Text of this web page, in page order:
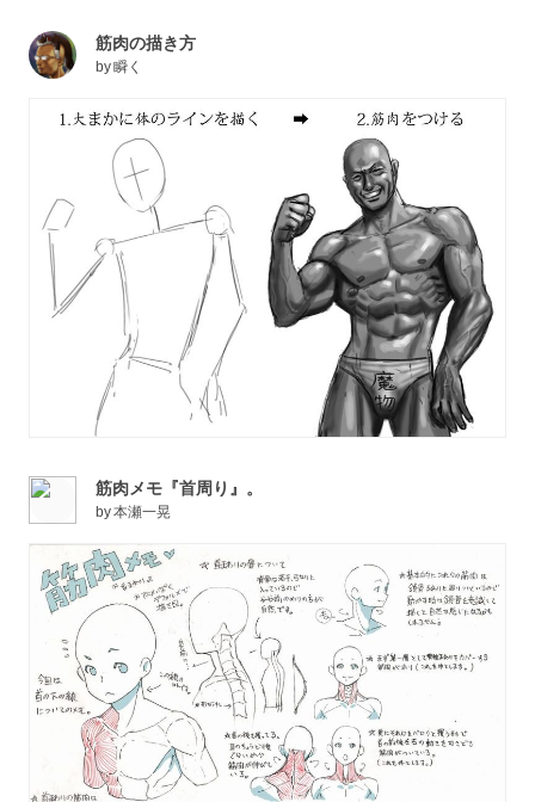
筋肉の描き方
by瞬く
筋肉メモ『首周り』。
by本瀬一晃